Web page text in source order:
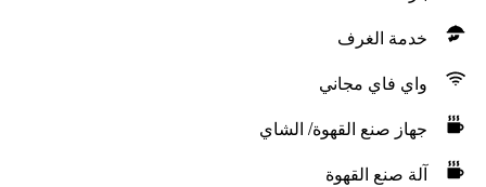
خدمة الغرف
واي فاي مجاني
جهاز صنع القهوة/ الشاي
آلة صنع القهوة